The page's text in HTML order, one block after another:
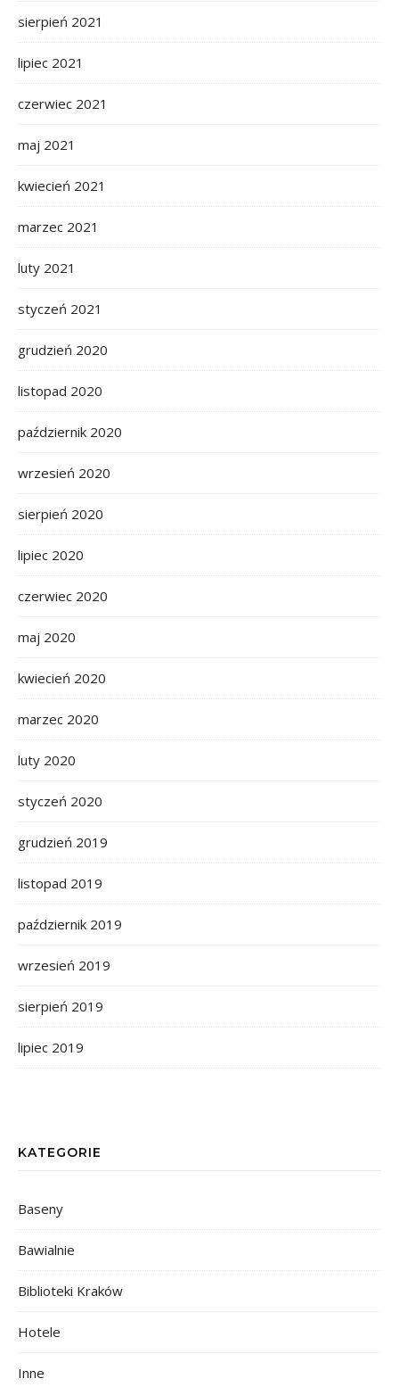
sierpień 2021
lipiec 2021
czerwiec 2021
maj 2021
kwiecień 2021
marzec 2021
luty 2021
styczeń 2021
grudzień 2020
listopad 2020
październik 2020
wrzesień 2020
sierpień 2020
lipiec 2020
czerwiec 2020
maj 2020
kwiecień 2020
marzec 2020
luty 2020
styczeń 2020
grudzień 2019
listopad 2019
październik 2019
wrzesień 2019
sierpień 2019
lipiec 2019
KATEGORIE
Baseny
Bawialnie
Biblioteki Kraków
Hotele
Inne